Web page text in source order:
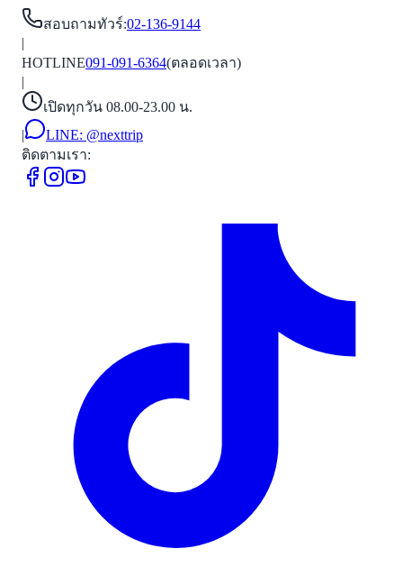
สอบถามทัวร์:02-136-9144
|
HOTLINE091-091-6364(ตลอดเวลา)
|
เปิดทุกวัน 08.00-23.00 น.
|
LINE: @nexttrip
ติดตามเรา: